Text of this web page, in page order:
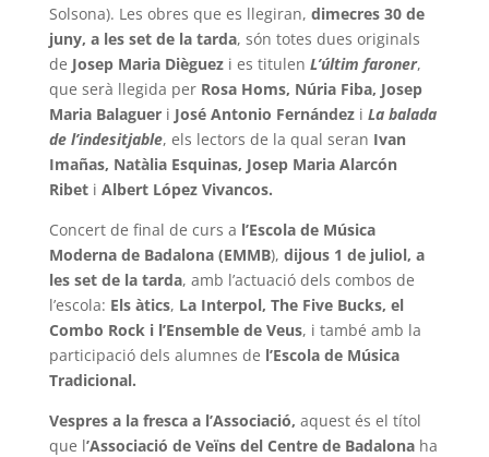
Solsona). Les obres que es llegiran, dimecres 30 de
juny, a les set de la tarda, són totes dues originals
de Josep Maria Dièguezi es titulen L’últim faroner,
que serà llegida per Rosa Homs, Núria Fiba, Josep
Maria Balaguer i José Antonio Fernándezi La balada
de l’indesitjable, els lectors de la qual seran Ivan
Imañas, Natàlia Esquinas, Josep Maria Alarcón
Ribet i Albert López Vivancos.
Concert de final de curs a l’Escola de Música
Moderna de Badalona (EMMB), dijous 1 de juliol, a
les set de la tarda, amb l’actuació dels combos de
l’escola: Els àtics, La Interpol, The Five Bucks, el
Combo Rock i l’Ensemble de Veus, i també amb la
participació dels alumnes de l’Escola de Música
Tradicional.
Vespres a la fresca a l’Associació, aquest és el títol
que l’Associació de Veïns del Centre de Badalona ha